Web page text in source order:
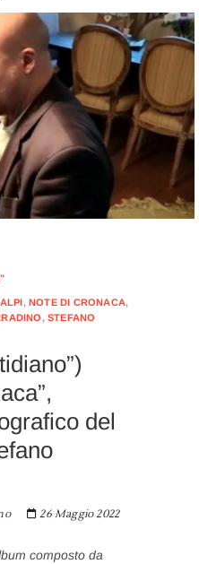
,NOTE DI CRONACA,
,STEFANO
del
26 Maggio 2022
composto da